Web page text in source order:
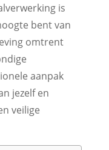
is
bent van
omtrent
aanpak
jezelf en
veilige